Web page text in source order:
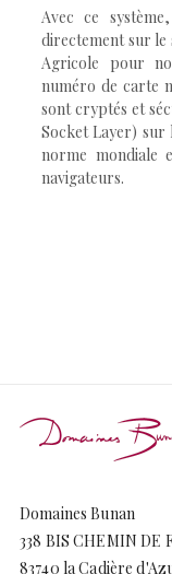
Avec ce
directement sur le
Agricole pour
numéro de carte
sont cryptés et
Socket Layer)
norme mondiale
navigateurs.
Domaines Bunan
338 BIS CHEMIN DE
83740 la Cadière